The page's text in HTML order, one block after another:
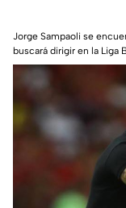
Jorge Sampaoli se
buscará dirigir en la Liga